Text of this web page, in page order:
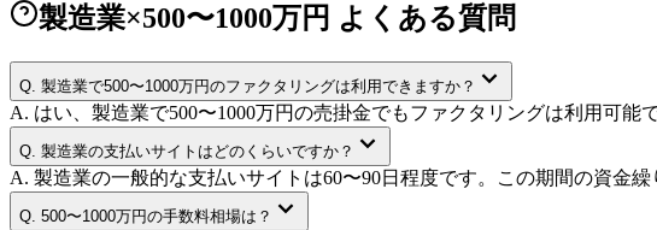
製造業×500〜1000万円 よくある質問
Q. 製造業で500〜1000万円のファクタリングは利用できますか？
A. はい、製造業で500〜1000万円の売掛金でもファクタリングは利用可
Q. 製造業の支払いサイトはどのくらいですか？
A. 製造業の一般的な支払いサイトは60〜90日程度です。この期間の資金
Q. 500〜1000万円の手数料相場は？